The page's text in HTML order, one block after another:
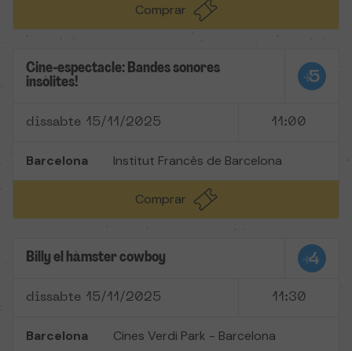
Comprar
Cine-espectacle: Bandes sonores
insòlites!
dissabte 15/11/2025 11:00
Barcelona Institut Francès de Barcelona
Comprar
Billy el hàmster cowboy
dissabte 15/11/2025 11:30
Barcelona Cines Verdi Park - Barcelona